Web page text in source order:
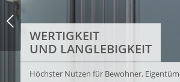
WERTIGKEIT
UND LANGLEBIGKEIT
Höchster Nutzen für Bewohner,